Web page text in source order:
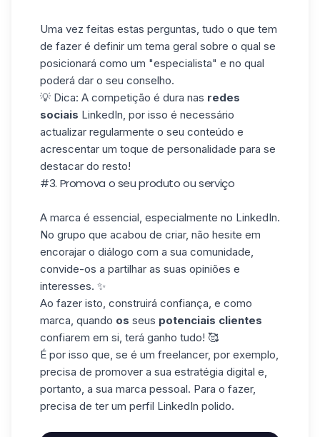
Uma vez feitas estas perguntas, tudo o que tem
de fazer é definir um tema geral sobre o qual se
posicionará como um "especialista" e no qual
poderá dar o seu conselho.
💡 Dica: A competição é dura nas redes
sociais LinkedIn, por isso é necessário
actualizar regularmente o seu conteúdo e
acrescentar um toque de personalidade para se
destacar do resto!
#3. Promova o seu produto ou serviço
A marca é essencial, especialmente no LinkedIn.
No grupo que acabou de criar, não hesite em
encorajar o diálogo com a sua comunidade,
convide-os a partilhar as suas opiniões e
interesses. ✨
Ao fazer isto, construirá confiança, e como
marca, quando os seus potenciais clientes
confiarem em si, terá ganho tudo! 🥰
É por isso que, se é um freelancer, por exemplo,
precisa de promover a sua estratégia digital e,
portanto, a sua marca pessoal. Para o fazer,
precisa de ter um perfil LinkedIn polido.